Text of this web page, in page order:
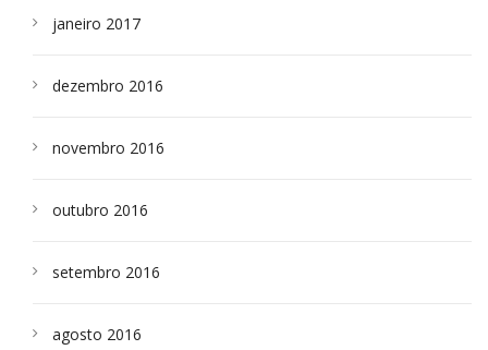
janeiro 2017
dezembro 2016
novembro 2016
outubro 2016
setembro 2016
agosto 2016